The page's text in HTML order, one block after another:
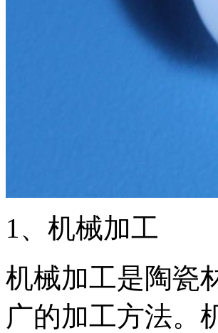
1、机械加工
机械加工是陶瓷
广的加工方法。